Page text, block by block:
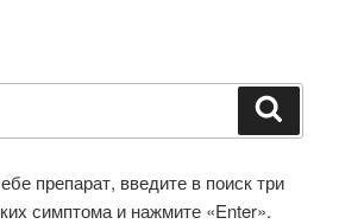
препарат, введите в поиск три
симптома и нажмите «Enter».